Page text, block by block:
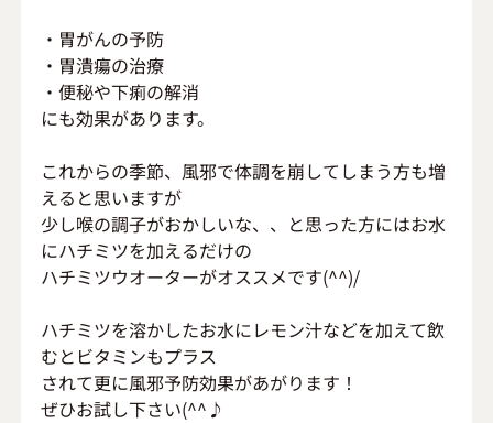
・胃がんの予防
・胃潰瘍の治療
・便秘や下痢の解消
にも効果があります。
これからの季節、風邪で体調を崩してしまう方も増
えると思いますが
少し喉の調子がおかしいな、、と思った方にはお水
にハチミツを加えるだけの
ハチミツウオーターがオススメです(^^)/
ハチミツを溶かしたお水にレモン汁などを加えて飲
むとビタミンもプラス
されて更に風邪予防効果があがります！
ぜひお試し下さい(^^♪